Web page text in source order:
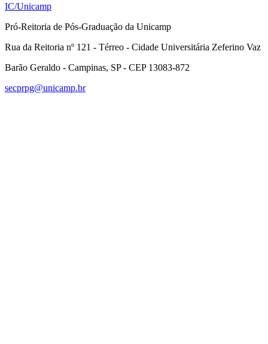
IC/Unicamp
Pró-Reitoria de Pós-Graduação da Unicamp
Rua da Reitoria nº 121 - Térreo - Cidade Universitária Zeferino Vaz
Barão Geraldo - Campinas, SP - CEP 13083-872
secprpg@unicamp.br